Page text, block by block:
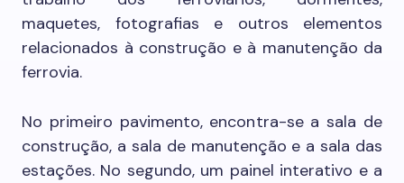
maquetes, fotografias e outros elementos
relacionados à construção e à manutenção da
ferrovia.
No primeiro pavimento, encontra-se a sala de
construção, a sala de manutenção e a sala das
estações. No segundo, um painel interativo e a